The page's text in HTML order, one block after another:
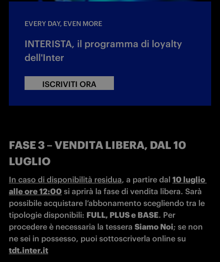
EVERY DAY, EVEN MORE
INTERISTA, il programma di loyalty
dell'Inter
ISCRIVITI ORA
FASE 3 – VENDITA LIBERA, DAL 10
LUGLIO
In caso di disponibilità residua, a partire dal 10 luglio
alle ore 12:00 si aprirà la fase di vendita libera. Sarà
possibile acquistare l’abbonamento scegliendo tra le
tipologie disponibili: FULL, PLUS e BASE. Per
procedere è necessaria la tessera Siamo Noi; se non
tdt.inter.it